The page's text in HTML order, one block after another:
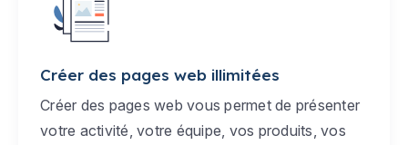
Créer des pages web illimitées
Créer des pages web vous permet de présenter
votre activité, votre équipe, vos produits, vos